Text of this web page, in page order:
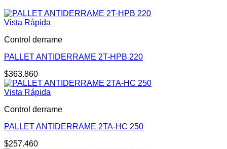
Vista Rápida
Control derrame
PALLET ANTIDERRAME 2T-HPB 220
$363.860
Vista Rápida
Control derrame
PALLET ANTIDERRAME 2TA-HC 250
$257.460